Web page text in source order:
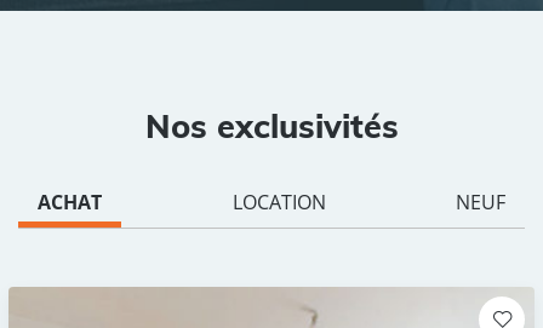
Nos exclusivités
ACHAT LOCATION NEUF